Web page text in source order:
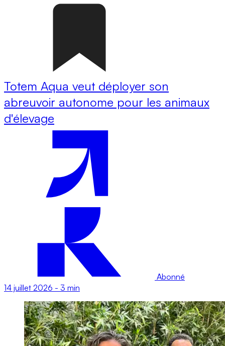
Totem Aqua veut déployer son
abreuvoir autonome pour les animaux
d'élevage
Abonné
14 juillet 2026 - 3 min